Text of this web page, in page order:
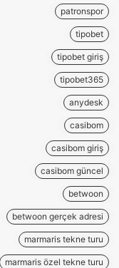
patronspor
tipobet
tipobet giriş
tipobet365
anydesk
casibom
casibom giriş
casibom güncel
betwoon
betwoon gerçek adresi
marmaris tekne turu
marmaris özel tekne turu